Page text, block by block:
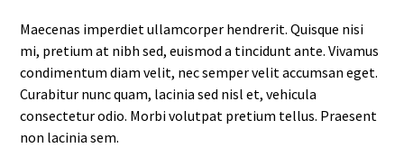
Maecenas imperdiet ullamcorper hendrerit. Quisque nisi
mi, pretium at nibh sed, euismod a tincidunt ante. Vivamus
condimentum diam velit, nec semper velit accumsan eget.
Curabitur nunc quam, lacinia sed nisl et, vehicula
consectetur odio. Morbi volutpat pretium tellus. Praesent
non lacinia sem.